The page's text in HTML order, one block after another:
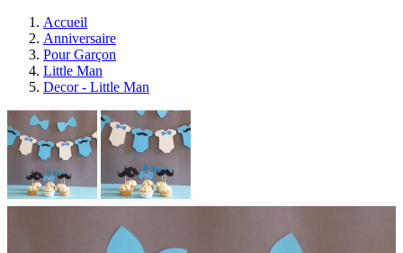
Accueil
Anniversaire
Pour Garçon
Little Man
Decor - Little Man